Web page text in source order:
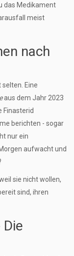
das Medikament
meist
nach
selten. Eine
aus dem Jahr 2023
Finasterid
berichten - sogar
nur ein
aufwacht und
sie nicht wollen,
sind, ihren